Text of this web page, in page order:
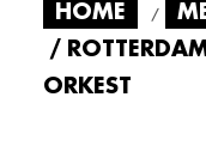
HOME
ORKEST